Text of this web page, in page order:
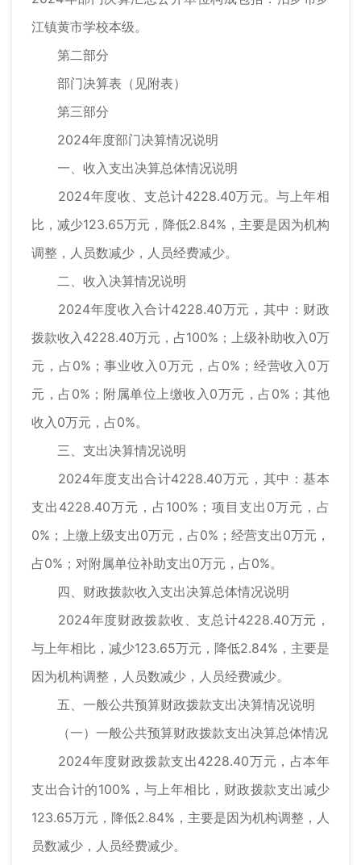
江镇黄市学校本级。
第二部分
部门决算表（见附表）
第三部分
2024年度部门决算情况说明
一、收入支出决算总体情况说明
2024年度收、支总计4228.40万元。与上年相
比，减少123.65万元，降低2.84%，主要是因为机构
调整，人员数减少，人员经费减少。
二、收入决算情况说明
2024年度收入合计4228.40万元，其中：财政
拨款收入4228.40万元，占100%；上级补助收入0万
元，占0%；事业收入0万元，占0%；经营收入0万
元，占0%；附属单位上缴收入0万元，占0%；其他
收入0万元，占0%。
三、支出决算情况说明
2024年度支出合计4228.40万元，其中：基本
支出4228.40万元，占100%；项目支出0万元，占
0%；上缴上级支出0万元，占0%；经营支出0万元，
占0%；对附属单位补助支出0万元，占0%。
四、财政拨款收入支出决算总体情况说明
2024年度财政拨款收、支总计4228.40万元，
与上年相比，减少123.65万元，降低2.84%，主要是
因为机构调整，人员数减少，人员经费减少。
五、一般公共预算财政拨款支出决算情况说明
（一）一般公共预算财政拨款支出决算总体情况
2024年度财政拨款支出4228.40万元，占本年
支出合计的100%，与上年相比，财政拨款支出减少
123.65万元，降低2.84%，主要是因为机构调整，人
员数减少，人员经费减少。